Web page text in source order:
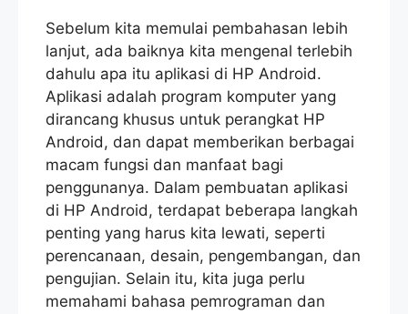
Sebelum kita memulai pembahasan lebih
lanjut, ada baiknya kita mengenal terlebih
dahulu apa itu aplikasi di HP Android.
Aplikasi adalah program komputer yang
dirancang khusus untuk perangkat HP
Android, dan dapat memberikan berbagai
macam fungsi dan manfaat bagi
penggunanya. Dalam pembuatan aplikasi
di HP Android, terdapat beberapa langkah
penting yang harus kita lewati, seperti
perencanaan, desain, pengembangan, dan
pengujian. Selain itu, kita juga perlu
memahami bahasa pemrograman dan